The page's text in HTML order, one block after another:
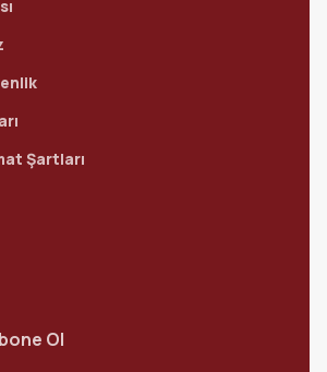
Şartları
Ol